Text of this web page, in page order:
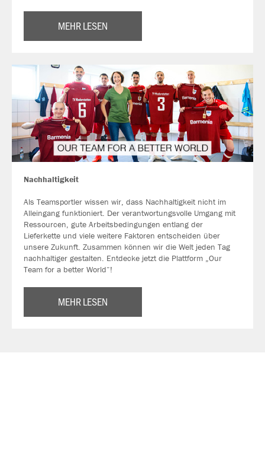
MEHR LESEN
Nachhaltigkeit
Als Teamsportler wissen wir, dass Nachhaltigkeit nicht im
Alleingang funktioniert. Der verantwortungsvolle Umgang mit
Ressourcen, gute Arbeitsbedingungen entlang der
Lieferkette und viele weitere Faktoren entscheiden über
unsere Zukunft. Zusammen können wir die Welt jeden Tag
nachhaltiger gestalten. Entdecke jetzt die Plattform „Our
Team for a better World“!
MEHR LESEN